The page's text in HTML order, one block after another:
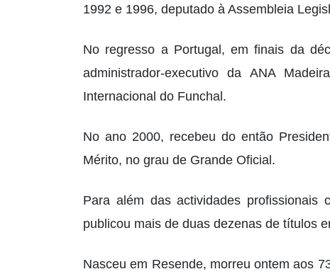
1992 e 1996, deputado à Assembleia
No regresso a Portugal, em finais da
administrador-executivo da ANA
Internacional do Funchal.
No ano 2000, recebeu do então
Mérito, no grau de Grande Oficial.
Para além das actividades profissionais
publicou mais de duas dezenas de títulos
Nasceu em Resende, morreu ontem aos